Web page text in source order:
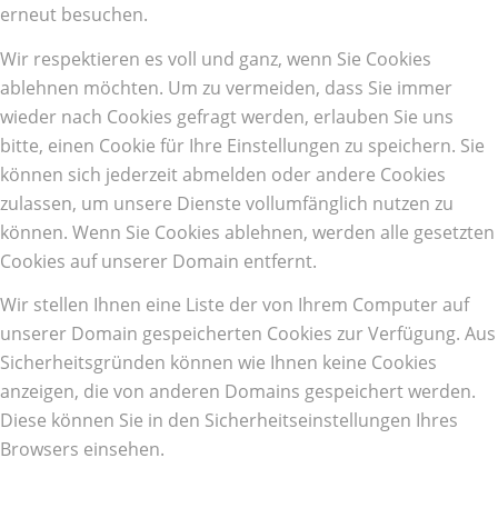
erneut besuchen.
Wir respektieren es voll und ganz, wenn Sie Cookies
ablehnen möchten. Um zu vermeiden, dass Sie immer
wieder nach Cookies gefragt werden, erlauben Sie uns
bitte, einen Cookie für Ihre Einstellungen zu speichern. Sie
können sich jederzeit abmelden oder andere Cookies
zulassen, um unsere Dienste vollumfänglich nutzen zu
können. Wenn Sie Cookies ablehnen, werden alle gesetzten
Cookies auf unserer Domain entfernt.
Wir stellen Ihnen eine Liste der von Ihrem Computer auf
unserer Domain gespeicherten Cookies zur Verfügung. Aus
Sicherheitsgründen können wie Ihnen keine Cookies
anzeigen, die von anderen Domains gespeichert werden.
Diese können Sie in den Sicherheitseinstellungen Ihres
Browsers einsehen.